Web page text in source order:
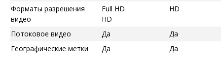
Форматы разрешения
видео
Full HD
HD
HD
Потоковое видео Да
Да
Географические метки
Да Да